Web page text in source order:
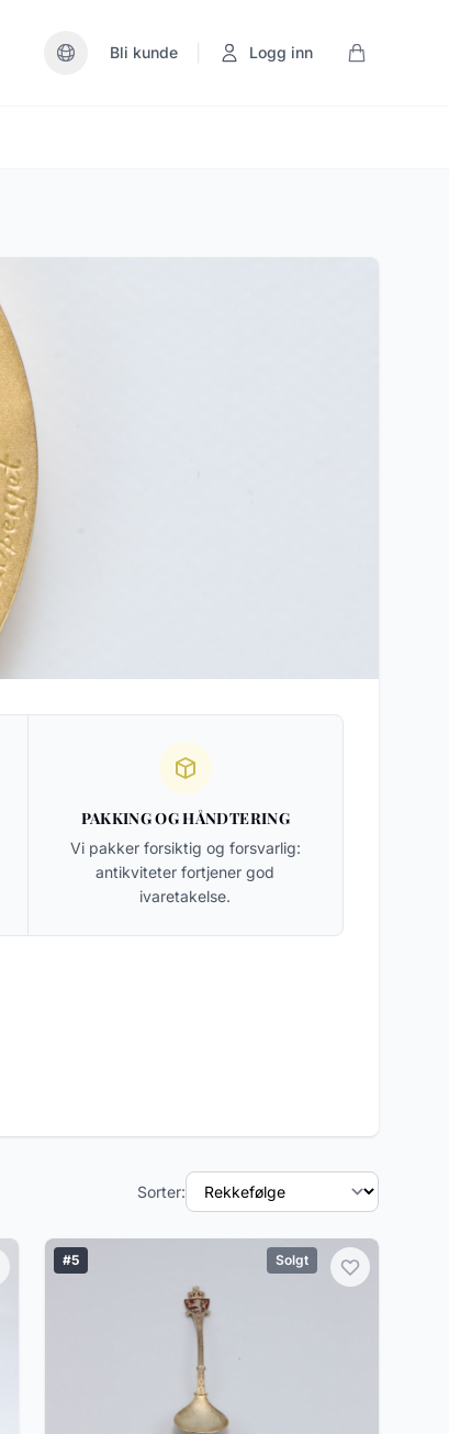
Bli kunde Logg inn
PAKKING OG HÅNDTERING
Vi pakker forsiktig og forsvarlig:
antikviteter fortjener god
ivaretakelse.
Sorter:
#5 Solgt